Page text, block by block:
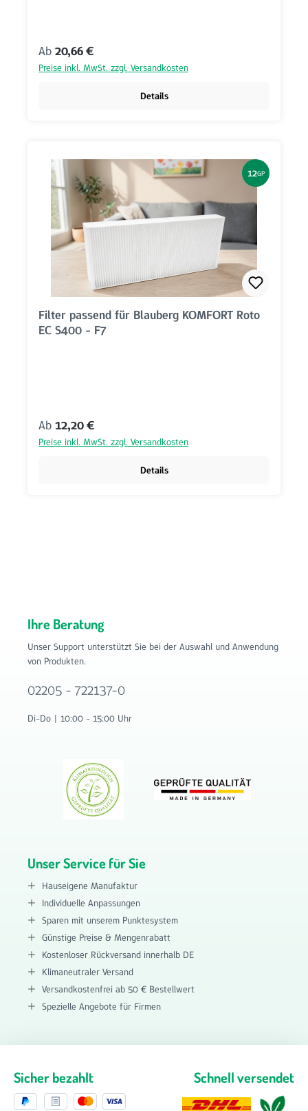
Regulärer Preis:
Ab 20,66 €
Preise inkl. MwSt. zzgl. Versandkosten
Details
12GP
Filter passend für Blauberg KOMFORT Roto
EC S400 - F7
Regulärer Preis:
Ab 12,20 €
Preise inkl. MwSt. zzgl. Versandkosten
Details
Ihre Beratung
Unser Support unterstützt Sie bei der Auswahl und Anwendung
von Produkten.
02205 - 722137-0
Di-Do | 10:00 - 15:00 Uhr
Unser Service für Sie
Hauseigene Manufaktur
Individuelle Anpassungen
Sparen mit unserem Punktesystem
Günstige Preise & Mengenrabatt
Kostenloser Rückversand innerhalb DE
Klimaneutraler Versand
Versandkostenfrei ab 50 € Bestellwert
Spezielle Angebote für Firmen
Sicher bezahlt Schnell versendet